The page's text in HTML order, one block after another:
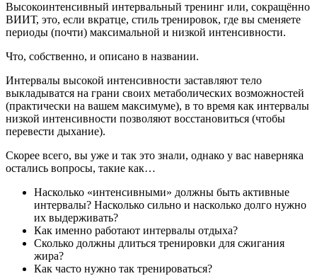
Высокоинтенсивный интервальный тренинг или, сокращённо
ВИИТ, это, если вкратце, стиль тренировок, где вы сменяете
периоды (почти) максимальной и низкой интенсивности.
Что, собственно, и описано в названии.
Интервалы высокой интенсивности заставляют тело
выкладыватся на грани своих метаболических возможностей
(практически на вашем максимуме), в то время как интервалы
низкой интенсивности позволяют восстановиться (чтобы
перевести дыхание).
Скорее всего, вы уже и так это знали, однако у вас наверняка
остались вопросы, такие как…
Насколько «интенсивными» должны быть активные
интервалы? Насколько сильно и насколько долго нужно
их выдерживать?
Как именно работают интервалы отдыха?
Сколько должны длиться тренировки для сжигания
жира?
Как часто нужно так тренироваться?